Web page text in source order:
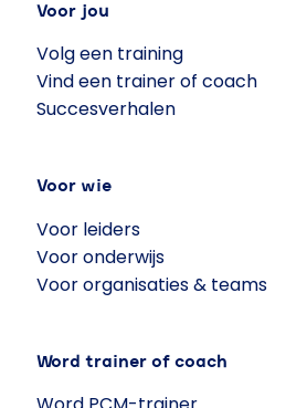
Voor jou
Volg een training
Vind een trainer of coach
Succesverhalen
Voor wie
Voor leiders
Voor onderwijs
Voor organisaties & teams
Word trainer of coach